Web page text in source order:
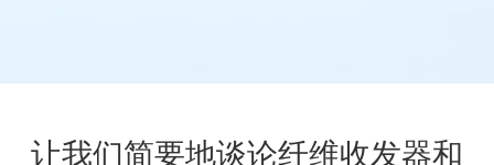
让我们简要地谈论纤维收发器和